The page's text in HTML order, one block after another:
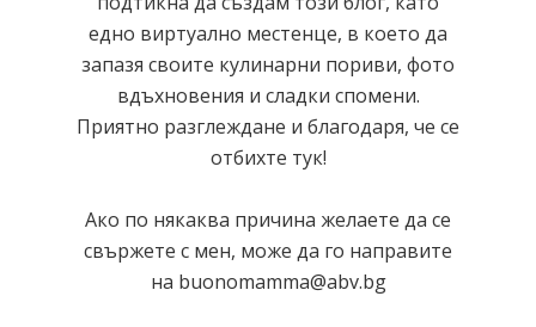
едно виртуално местенце, в което да
запазя своите кулинарни пориви, фото
вдъхновения и сладки спомени.
Приятно разглеждане и благодаря, че се
отбихте тук!
Ако по някаква причина желаете да се
свържете с мен, може да го направите
на buonomamma@abv.bg